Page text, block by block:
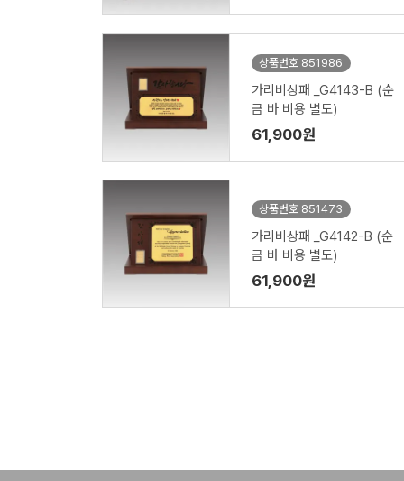
상품번호 851986
가리비상패 _G4143-B (순
금 바 비용 별도)
61,900원
상품번호 851473
가리비상패 _G4142-B (순
금 바 비용 별도)
61,900원